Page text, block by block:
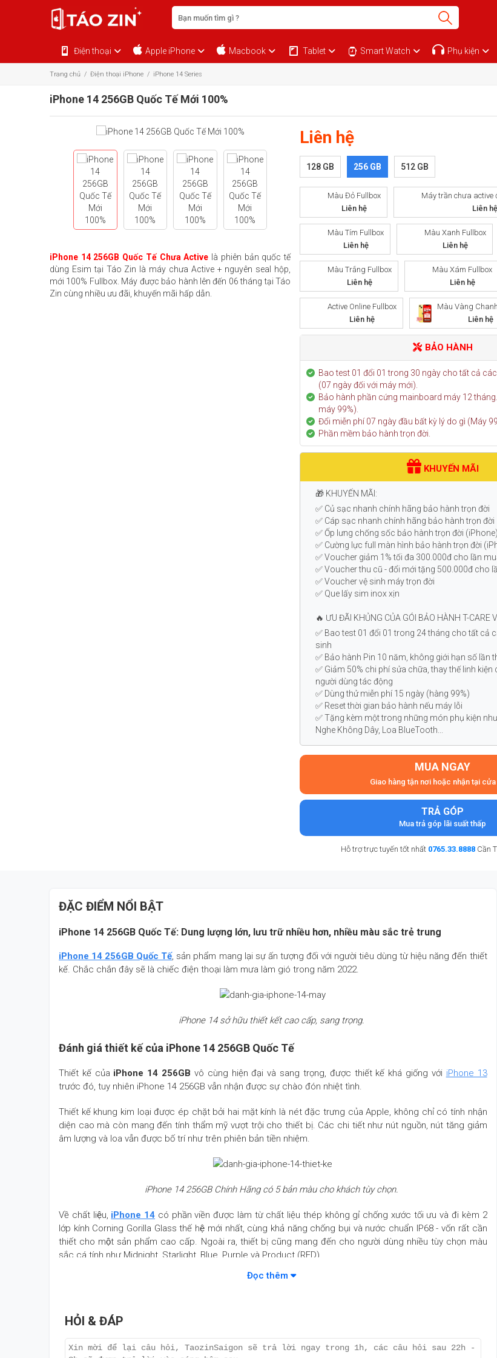
Điện thoại Apple iPhone Macbook Tablet Smart Watch Phụ kiện
Trang chủ / Điện thoại iPhone / iPhone 14 Series
iPhone 14 256GB Quốc Tế Mới 100%
iPhone 14 256GB Quốc Tế Chưa Active là phiên bản quốc tế
dùng Esim tại Táo Zin là máy chưa Active + nguyên seal hộp,
mới 100% Fullbox. Máy được bảo hành lên đến 06 tháng tại Táo
Zin cùng nhiều ưu đãi, khuyến mãi hấp dẫn.
Liên hệ
128 GB 256 GB 512 GB
Màu Đỏ Fullbox
Liên hệ
Máy trần chưa active
Liên hệ
Màu Tím Fullbox
Liên hệ
Màu Xanh Fullbox
Liên hệ
Màu Trắng Fullbox
Liên hệ
Màu Xám Fullbox
Liên hệ
Active Online Fullbox
Liên hệ
Màu Vàng
Liên hệ
BẢO HÀNH
Bao test 01 đổi 01 trong 30 ngày cho tất cả
(07 ngày đối với máy mới).
Bảo hành phần cứng mainboard máy 12
máy 99%).
Đổi miễn phí 07 ngày đầu bất kỳ lý do gì (Máy
Phần mềm bảo hành trọn đời.
KHUYẾN MÃI
🎁 KHUYẾN MÃI:
✅ Củ sạc nhanh chính hãng bảo hành trọn đời
✅ Cáp sạc nhanh chính hãng bảo hành trọn đời
✅ Ốp lưng chống sốc bảo hành trọn đời (iPhone)
✅ Cường lực full màn hình bảo hành trọn đời
✅ Voucher giảm 1% tối đa 300.000đ cho lần
✅ Voucher thu cũ - đổi mới tặng 500.000đ cho
✅ Voucher vệ sinh máy trọn đời
✅ Que lấy sim inox xịn
🔥 ƯU ĐÃI KHỦNG CỦA GÓI BẢO HÀNH T-CARE
✅ Bao test 01 đổi 01 trong 24 tháng cho tất cả
sinh
✅ Bảo hành Pin 10 năm, không giới hạn số lần
✅ Giảm 50% chi phí sửa chữa, thay thế linh
người dùng tác động
✅ Dùng thử miễn phí 15 ngày (hàng 99%)
✅ Reset thời gian bảo hành nếu máy lỗi
✅ Tặng kèm một trong những món phụ kiện
Nghe Không Dây, Loa BlueTooth...
MUA NGAY
Giao hàng tận nơi hoặc nhận tại cửa
TRẢ GÓP
Mua trả góp lãi suất thấp
Hỗ trợ trực tuyến tốt nhất 0765.33.8888 Cần
ĐẶC ĐIỂM NỔI BẬT
iPhone 14 256GB Quốc Tế: Dung lượng lớn, lưu trữ nhiều hơn, nhiều màu sắc trẻ trung
iPhone 14 256GB Quốc Tế, sản phẩm mang lại sự ấn tượng đối với người tiêu dùng từ hiệu năng đến thiết
kế. Chắc chắn đây sẽ là chiếc điện thoại làm mưa làm gió trong năm 2022.
iPhone 14 sở hữu thiết kết cao cấp, sang trọng.
Đánh giá thiết kế của iPhone 14 256GB Quốc Tế
Thiết kế của iPhone 14 256GB vô cùng hiện đại và sang trọng, được thiết kế khá giống với iPhone 13
trước đó, tuy nhiên iPhone 14 256GB vẫn nhận được sự chào đón nhiệt tình.
Thiết kế khung kim loại được ép chặt bởi hai mặt kính là nét đặc trưng của Apple, không chỉ có tính nhận
diện cao mà còn mang đến tính thẩm mỹ vượt trội cho thiết bị. Các chi tiết như nút nguồn, nút tăng giảm
âm lượng và loa vẫn được bố trí như trên phiên bản tiền nhiệm.
iPhone 14 256GB Chính Hãng có 5 bản màu cho khách tùy chọn.
Về chất liệu, iPhone 14 có phần viền được làm từ chất liệu thép không gỉ chống xước tối ưu và đi kèm 2
lớp kính Corning Gorilla Glass thế hệ mới nhất, cùng khả năng chống bụi và nước chuẩn IP68 - vốn rất cần
thiết cho một sản phẩm cao cấp. Ngoài ra, thiết bị cũng mang đến cho người dùng nhiều tùy chọn màu
sắc cá tính như Midnight, Starlight, Blue, Purple và Product (RED).
Màn hình và cấu hình iPhone 14 256GB Quốc Tế
với đồn đoán trước đó là máy sẽ bị loại bỏ tai thỏ và đưa camera ẩn trong màn hình.
Màn hình này có kích thước 6.1 inch, đi kèm độ phân giải 2532 x 1170 pixels và sẽ được trang bị tấm nền
Đọc thêm
HỎI & ĐÁP